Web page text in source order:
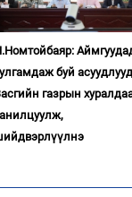
буй
газрын